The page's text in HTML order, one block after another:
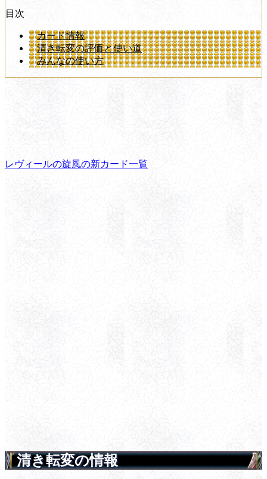
目次
カード情報
清き転変の評価と使い道
みんなの使い方
レヴィールの旋風の新カード一覧
清き転変の情報